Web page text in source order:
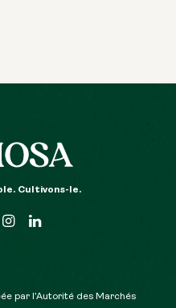
Cultivons-le.
par l’Autorité des Marchés